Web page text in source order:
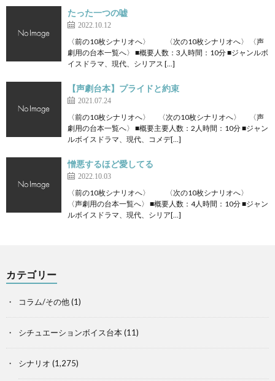
たった一つの嘘
2022.10.12
〈前の10枚シナリオへ〉 〈次の10枚シナリオへ〉 〈声
劇用の台本一覧へ〉 ■概要人数：3人時間：10分 ■ジャンルボ
イスドラマ、現代、シリアス […]
【声劇台本】プライドと約束
2021.07.24
〈前の10枚シナリオへ〉 〈次の10枚シナリオへ〉 〈声
劇用の台本一覧へ〉 ■概要主要人数：2人時間：10分 ■ジャン
ルボイスドラマ、現代、コメデ[…]
憎悪するほど愛してる
2022.10.03
〈前の10枚シナリオへ〉 〈次の10枚シナリオへ〉
〈声劇用の台本一覧へ〉 ■概要人数：4人時間：10分 ■ジャン
ルボイスドラマ、現代、シリア[…]
カテゴリー
コラム/その他(1)
シチュエーションボイス台本(11)
シナリオ (1,275)